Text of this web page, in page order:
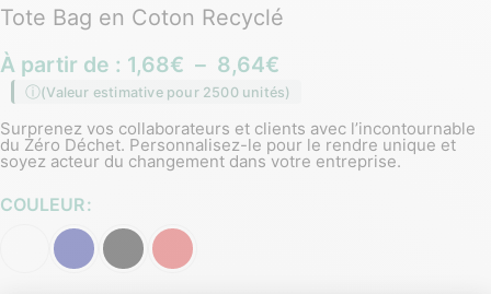
Tote Bag en Coton Recyclé
À partir de : 1,68€ – 8,64€
(Valeur estimative pour 2500 unités)
Surprenez vos collaborateurs et clients avec l’incontournable
du Zéro Déchet. Personnalisez-le pour le rendre unique et
soyez acteur du changement dans votre entreprise.
COULEUR